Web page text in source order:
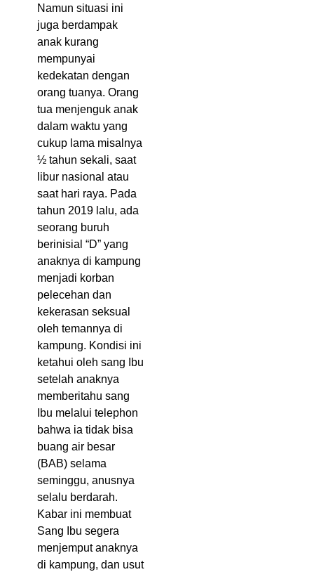
Namun situasi ini
juga berdampak
anak kurang
mempunyai
kedekatan dengan
orang tuanya. Orang
tua menjenguk anak
dalam waktu yang
cukup lama misalnya
½ tahun sekali, saat
libur nasional atau
saat hari raya. Pada
tahun 2019 lalu, ada
seorang buruh
berinisial “D” yang
anaknya di kampung
menjadi korban
pelecehan dan
kekerasan seksual
oleh temannya di
kampung. Kondisi ini
ketahui oleh sang Ibu
setelah anaknya
memberitahu sang
Ibu melalui telephon
bahwa ia tidak bisa
buang air besar
(BAB) selama
seminggu, anusnya
selalu berdarah.
Kabar ini membuat
Sang Ibu segera
menjemput anaknya
di kampung, dan usut